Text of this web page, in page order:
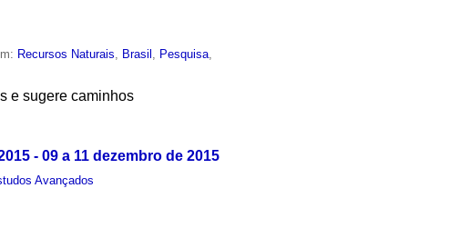
Recursos Naturais, Brasil , Pesquisa,
e sugere caminhos
- 09 a 11 dezembro de 2015
Avançados